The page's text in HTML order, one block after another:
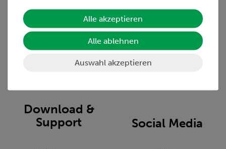
Hinweisgeberschutz
Datenschutz
Impressum
Inbetriebnahme & Schulungen
Kundendienst
Download &
Support
Social Media
Alle akzeptieren
Alle ablehnen
Auswahl akzeptieren